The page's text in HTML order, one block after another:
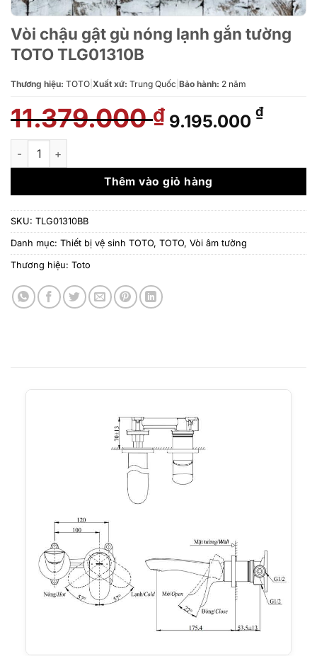
Vòi chậu gật gù nóng lạnh gắn tường
TOTO TLG01310B
Thương hiệu: TOTO Xuất xứ: Trung Quốc Bảo hành: 2 năm
11.379.000₫ Giá
gốc
11.379.000 ₫.
9.195.000 ₫Giá
là:
Vòi chậu gật gù nóng lạnh gắn tường TOTO TLG01310B số
Thêm vào giỏ hàng
SKU: TLG01310BB
Danh mục: Thiết bị vệ sinh TOTO, TOTO, Vòi âm tường
Thương hiệu: Toto